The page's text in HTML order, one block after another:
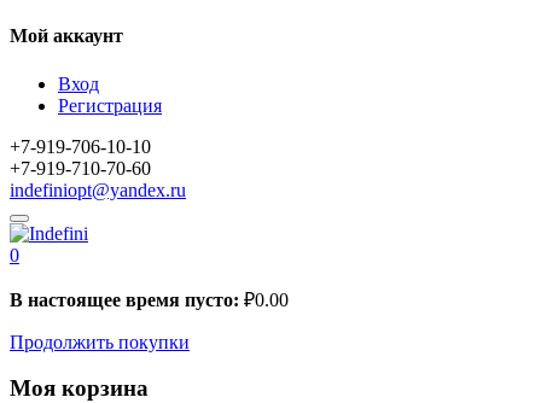
Мой аккаунт
Вход
Регистрация
+7-919-706-10-10
+7-919-710-70-60
indefiniopt@yandex.ru
0
В настоящее время пусто: ₽0.00
Продолжить покупки
Моя корзина